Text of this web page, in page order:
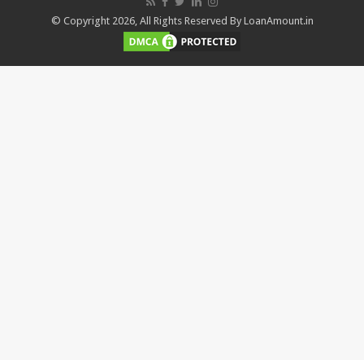
© Copyright 2026, All Rights Reserved By LoanAmount.in